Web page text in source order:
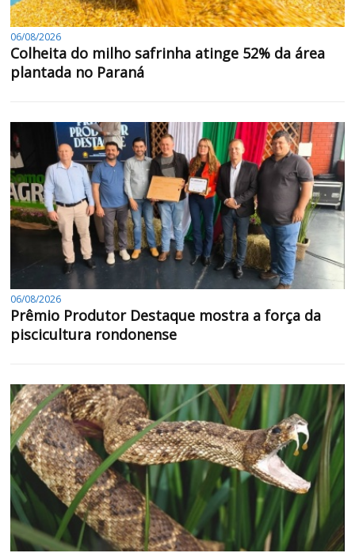
06/08/2026
Colheita do milho safrinha atinge 52% da área
plantada no Paraná
06/08/2026
Prêmio Produtor Destaque mostra a força da
piscicultura rondonense